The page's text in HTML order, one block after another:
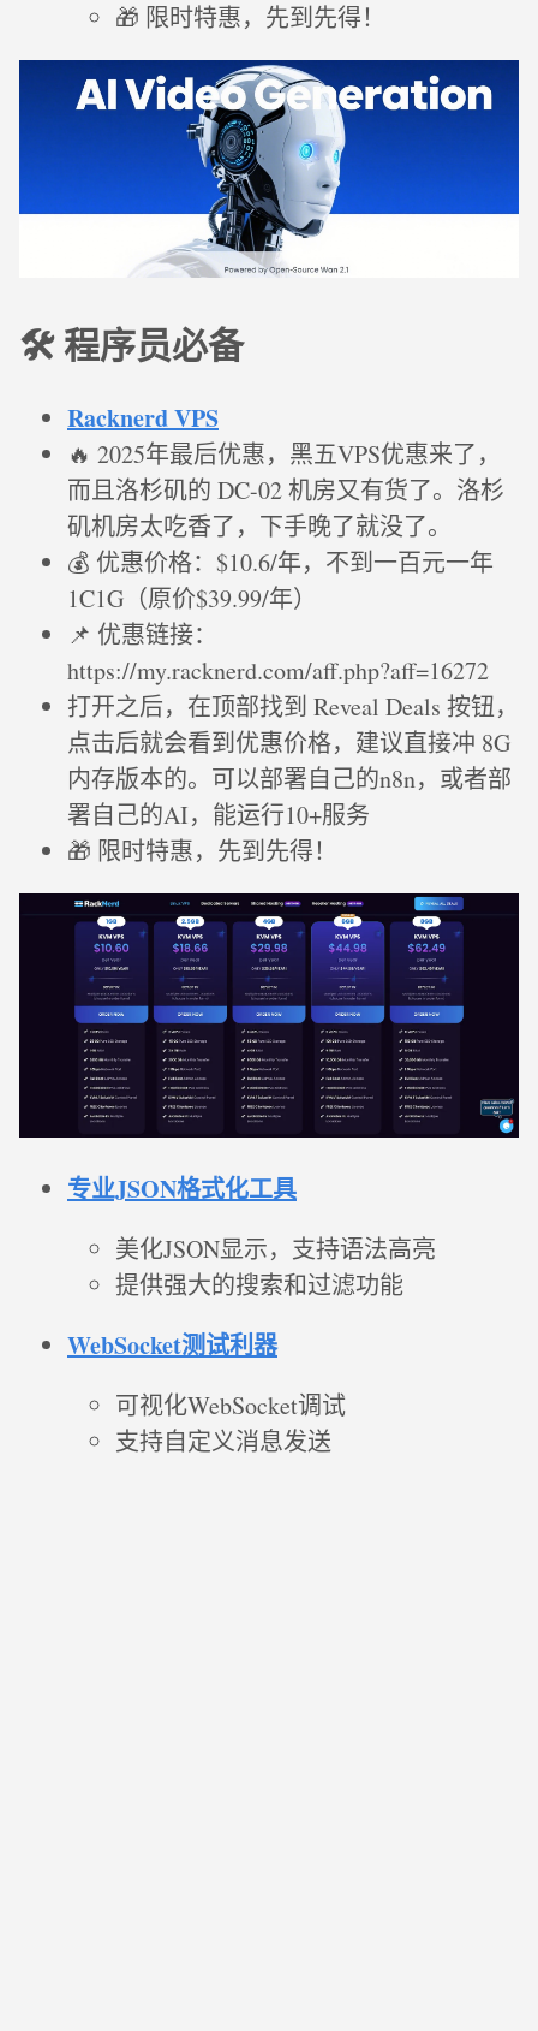
🎁 限时特惠，先到先得！
🛠️ 程序员必备
Racknerd VPS
🔥 2025年最后优惠，黑五VPS优惠来了，
而且洛杉矶的 DC-02 机房又有货了。洛杉
矶机房太吃香了，下手晚了就没了。
💰 优惠价格：$10.6/年，不到一百元一年
1C1G（原价$39.99/年）
📌 优惠链接：
https://my.racknerd.com/aff.php?aff=16272
打开之后，在顶部找到 Reveal Deals 按钮，
点击后就会看到优惠价格，建议直接冲 8G
内存版本的。可以部署自己的n8n，或者部
署自己的AI，能运行10+服务
🎁 限时特惠，先到先得！
专业JSON格式化工具
美化JSON显示，支持语法高亮
提供强大的搜索和过滤功能
WebSocket测试利器
可视化WebSocket调试
支持自定义消息发送